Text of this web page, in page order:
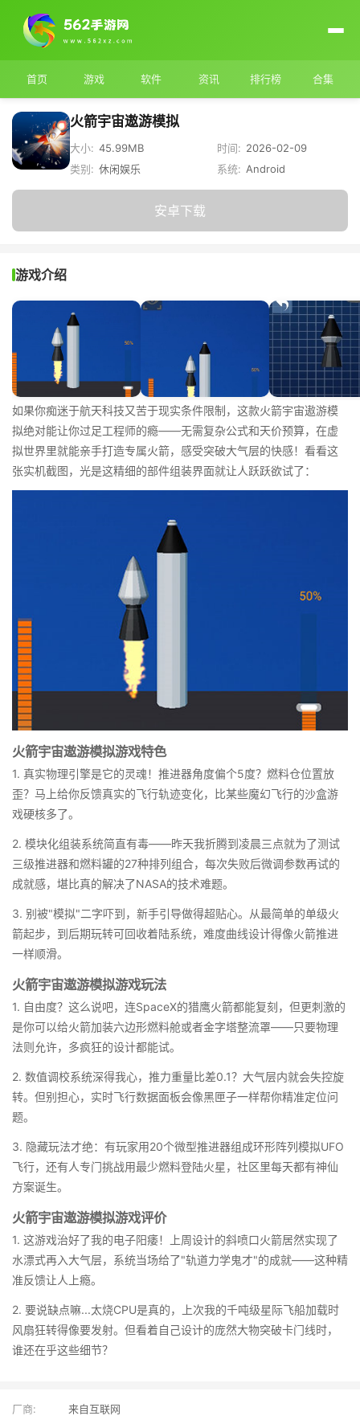
首页 游戏 软件 资讯 排行榜 合集
火箭宇宙遨游模拟
大小: 45.99MB 时间: 2026-02-09
类别: 休闲娱乐 系统: Android
安卓下载
游戏介绍
如果你痴迷于航天科技又苦于现实条件限制，这款火箭宇宙遨游模
拟绝对能让你过足工程师的瘾——无需复杂公式和天价预算，在虚
拟世界里就能亲手打造专属火箭，感受突破大气层的快感！看看这
张实机截图，光是这精细的部件组装界面就让人跃跃欲试了：
火箭宇宙遨游模拟游戏特色
1. 真实物理引擎是它的灵魂！推进器角度偏个5度？燃料仓位置放
歪？马上给你反馈真实的飞行轨迹变化，比某些魔幻飞行的沙盒游
戏硬核多了。
2. 模块化组装系统简直有毒——昨天我折腾到凌晨三点就为了测试
三级推进器和燃料罐的27种排列组合，每次失败后微调参数再试的
成就感，堪比真的解决了NASA的技术难题。
3. 别被"模拟"二字吓到，新手引导做得超贴心。从最简单的单级火
箭起步，到后期玩转可回收着陆系统，难度曲线设计得像火箭推进
一样顺滑。
火箭宇宙遨游模拟游戏玩法
1. 自由度？这么说吧，连SpaceX的猎鹰火箭都能复刻，但更刺激的
是你可以给火箭加装六边形燃料舱或者金字塔整流罩——只要物理
法则允许，多疯狂的设计都能试。
2. 数值调校系统深得我心，推力重量比差0.1？大气层内就会失控旋
转。但别担心，实时飞行数据面板会像黑匣子一样帮你精准定位问
题。
3. 隐藏玩法才绝：有玩家用20个微型推进器组成环形阵列模拟UFO
飞行，还有人专门挑战用最少燃料登陆火星，社区里每天都有神仙
方案诞生。
火箭宇宙遨游模拟游戏评价
1. 这游戏治好了我的电子阳痿！上周设计的斜喷口火箭居然实现了
水漂式再入大气层，系统当场给了"轨道力学鬼才"的成就——这种精
准反馈让人上瘾。
2. 要说缺点嘛...太烧CPU是真的，上次我的千吨级星际飞船加载时
风扇狂转得像要发射。但看着自己设计的庞然大物突破卡门线时，
谁还在乎这些细节？
厂商:
来自互联网